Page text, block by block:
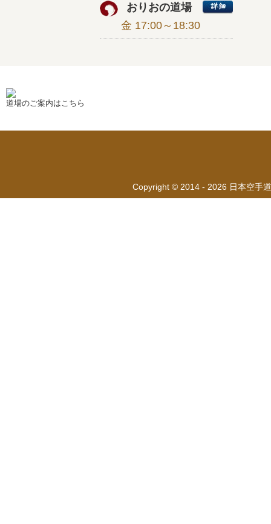
おりおの道場
金 17:00～18:30
道場のご案内はこちら
Copyright © 2014 - 2026 日本空手